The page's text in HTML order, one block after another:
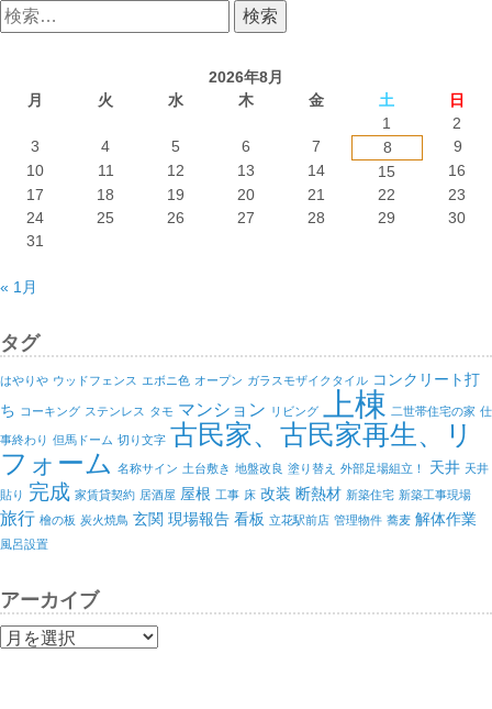
検
索:
2026年8月
月
火 水 木 金 土
日
1
2
3
4 5 6 7 8
9
10
11 12 13 14 15
16
17
18 19 20 21 22
23
24
25 26 27 28 29
30
31
« 1月
タグ
はやりや ウッドフェンス エボニ色 オープン ガラスモザイクタイル コンクリート打
ち コーキング ステンレス タモ マンション リビング 上棟 二世帯住宅の家 仕
事終わり 但馬ドーム 切り文字 古民家、古民家再生、リ
フォーム 名称サイン 土台敷き 地盤改良 塗り替え 外部足場組立！ 天井 天井
貼り 完成 家賃貸契約 居酒屋 屋根 工事 床 改装 断熱材 新築住宅 新築工事現場
旅行 檜の板 炭火焼鳥 玄関 現場報告 看板 立花駅前店 管理物件 蕎麦 解体作業
風呂設置
アーカイブ
ア